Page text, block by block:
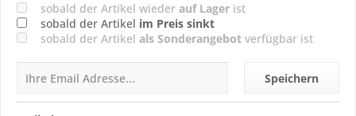
sobald der Artikel wieder auf Lager ist
sobald der Artikel im Preis sinkt
sobald der Artikel als Sonderangebot verfügbar ist
Speichern